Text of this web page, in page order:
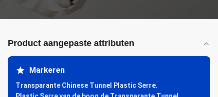
Product aangepaste attributen
Markeren
Transparante Chinese Tunnel Plastic Serre,